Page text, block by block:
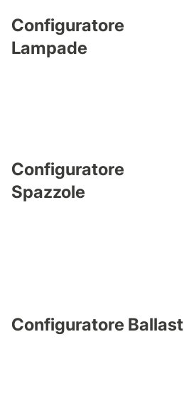
Configuratore
Lampade
Configuratore
Spazzole
Configuratore Ballast